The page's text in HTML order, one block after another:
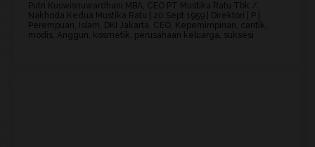
Putri Kuswisnuwardhani MBA, CEO PT Mustika Ratu Tbk /
Nakhoda Kedua Mustika Ratu | 20 Sept 1959 | Direktori | P |
Perempuan, Islam, DKI Jakarta, CEO, Kepemimpinan, cantik,
modis, Anggun, kosmetik, perusahaan keluarga, suksesi